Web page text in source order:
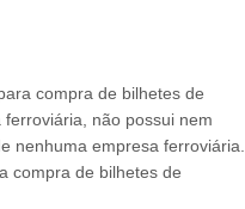
compra de bilhetes de
não possui nem
nenhuma empresa ferroviária.
compra de bilhetes de